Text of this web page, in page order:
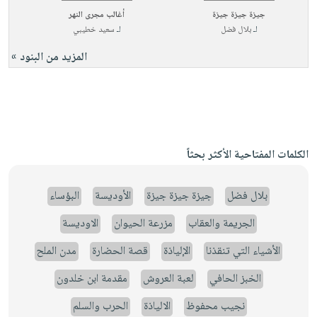
جيزة جيزة جيزة
لـبلال فضل
أغالب مجرى النهر
لـسعيد خطيبي
المزيد من البنود »
الكلمات المفتاحية الأكثر بحثاً
بلال فضل جيزة جيزة جيزة الأوديسة
البؤساء
الجريمة والعقاب
مزرعة الحيوان
الاوديسة
الأشياء التي تنقذنا
الإلياذة قصة الحضارة
مدن الملح
الخبز الحافي
لعبة العروش
مقدمة ابن خلدون
نجيب محفوظ
الالياذة الحرب والسلم